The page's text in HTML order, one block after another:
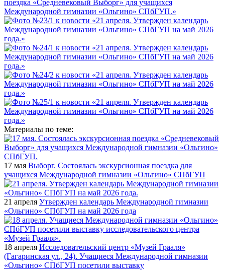
Материалы по теме:
17 мая Выборг. Состоялась экскурсионная поездка для
учащихся Международной гимназии «Ольгино» СПбГУП
21 апреля Утвержден календарь Международной гимназии
«Ольгино» СПбГУП на май 2026 года
18 апреля Исследовательский центр «Музей Грааля»
(Гагаринская ул., 24). Учащиеся Международной гимназии
«Ольгино» СПбГУП посетили выставку